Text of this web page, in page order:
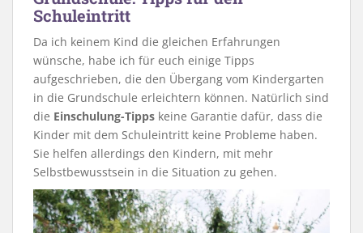
Schuleintritt
Da ich keinem Kind die gleichen Erfahrungen
wünsche, habe ich für euch einige Tipps
aufgeschrieben, die den Übergang vom Kindergarten
in die Grundschule erleichtern können. Natürlich sind
die Einschulung-Tipps keine Garantie dafür, dass die
Kinder mit dem Schuleintritt keine Probleme haben.
Sie helfen allerdings den Kindern, mit mehr
Selbstbewusstsein in die Situation zu gehen.